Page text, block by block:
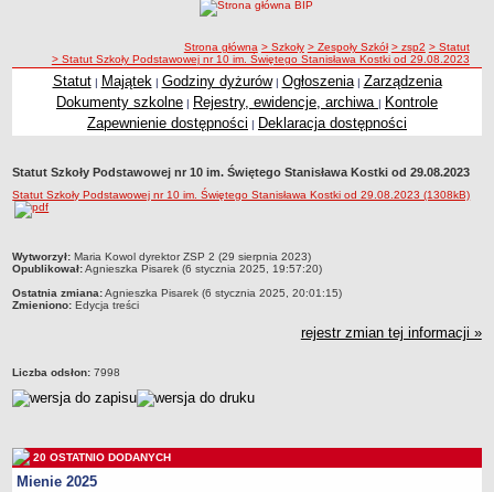
Zespoły Szkół
Techniczne Zakłady Naukowe
PRZEDSZKOLA
ARCHIWUM SZKÓŁ I PLACÓWEK
Zlikwidowane gimnazja
Wielofunkcyjna Placówka
Specjalny Ośrodek nr 1
Dane podstawowe
Majątek
Godziny dyżurów
ścieżka nawigacji
Strona główna > Szkoły > Zespoły Szkół > zsp2 > Statut
> Statut Szkoły Podstawowej nr 10 im. Świętego Stanisława Kostki od 29.08.2023
Statut| Majątek | Godziny dyżurów| Ogłoszenia| Zarządzenia
Dokumenty szkolne | Rejestry, ewidencje, archiwa | Kontrole
Zapewnienie dostępności | Deklaracja dostępności
Statut Szkoły Podstawowej nr 10 im. Świętego Stanisława Kostki od 29.08.2023
Statut Szkoły Podstawowej nr 10 im. Świętego Stanisława Kostki od 29.08.2023 (1308kB)
metryczka
Wytworzył: Maria Kowol dyrektor ZSP 2 (29 sierpnia 2023)
Opublikował:Agnieszka Pisarek (6 stycznia 2025, 19:57:20)
Ostatnia zmiana:Agnieszka Pisarek (6 stycznia 2025, 20:01:15)
Zmieniono: Edycja treści
rejestr zmian tej informacji »
Liczba odsłon: 7998
20 OSTATNIO DODANYCH
Mienie 2025